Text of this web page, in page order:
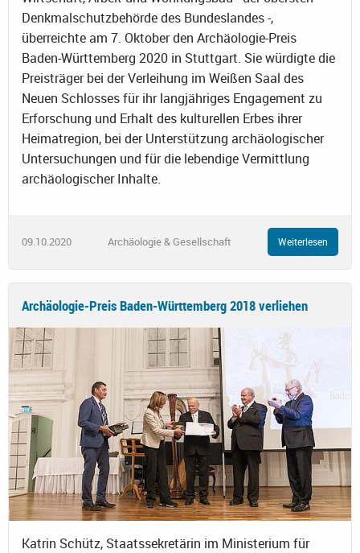
Denkmalschutzbehörde des Bundeslandes -,
überreichte am 7. Oktober den Archäologie-Preis
Baden-Württemberg 2020 in Stuttgart. Sie würdigte die
Preisträger bei der Verleihung im Weißen Saal des
Neuen Schlosses für ihr langjähriges Engagement zu
Erforschung und Erhalt des kulturellen Erbes ihrer
Heimatregion, bei der Unterstützung archäologischer
Untersuchungen und für die lebendige Vermittlung
archäologischer Inhalte.
09.10.2020 Archäologie & Gesellschaft Weiterlesen
Archäologie-Preis Baden-Württemberg 2018 verliehen
Katrin Schütz, Staatssekretärin im Ministerium für